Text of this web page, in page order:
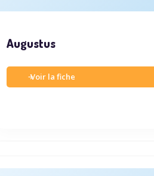
Augustus
Voir la fiche